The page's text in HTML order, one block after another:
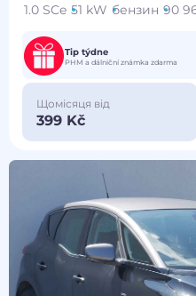
1.0 SCe 51 kW бензин 90
Tip týdne
PHM a dálniční známka zdarma
Щомісяця від
399 Kč